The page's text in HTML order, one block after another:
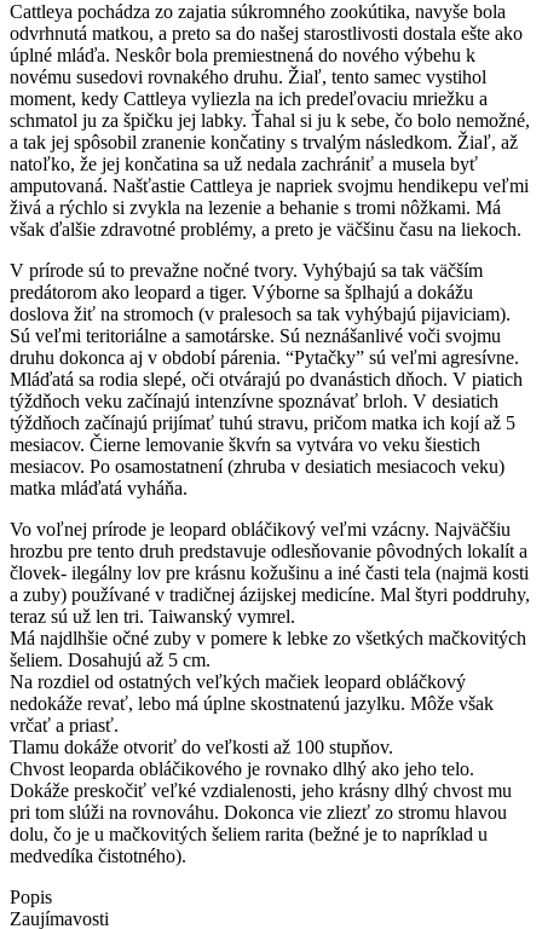
Cattleya pochádza zo zajatia súkromného zookútika, navyše bola
odvrhnutá matkou, a preto sa do našej starostlivosti dostala ešte ako
úplné mláďa. Neskôr bola premiestnená do nového výbehu k
novému susedovi rovnakého druhu. Žiaľ, tento samec vystihol
moment, kedy Cattleya vyliezla na ich predeľovaciu mriežku a
schmatol ju za špičku jej labky. Ťahal si ju k sebe, čo bolo nemožné,
a tak jej spôsobil zranenie končatiny s trvalým následkom. Žiaľ, až
natoľko, že jej končatina sa už nedala zachrániť a musela byť
amputovaná. Našťastie Cattleya je napriek svojmu hendikepu veľmi
živá a rýchlo si zvykla na lezenie a behanie s tromi nôžkami. Má
však ďalšie zdravotné problémy, a preto je väčšinu času na liekoch.
V prírode sú to prevažne nočné tvory. Vyhýbajú sa tak väčším
predátorom ako leopard a tiger. Výborne sa šplhajú a dokážu
doslova žiť na stromoch (v pralesoch sa tak vyhýbajú pijaviciam).
Sú veľmi teritoriálne a samotárske. Sú neznášanlivé voči svojmu
druhu dokonca aj v období párenia. “Pytačky” sú veľmi agresívne.
Mláďatá sa rodia slepé, oči otvárajú po dvanástich dňoch. V piatich
týždňoch veku začínajú intenzívne spoznávať brloh. V desiatich
týždňoch začínajú prijímať tuhú stravu, pričom matka ich kojí až 5
mesiacov. Čierne lemovanie škvŕn sa vytvára vo veku šiestich
mesiacov. Po osamostatnení (zhruba v desiatich mesiacoch veku)
matka mláďatá vyháňa.
Vo voľnej prírode je leopard obláčikový veľmi vzácny. Najväčšiu
hrozbu pre tento druh predstavuje odlesňovanie pôvodných lokalít a
človek- ilegálny lov pre krásnu kožušinu a iné časti tela (najmä kosti
a zuby) používané v tradičnej ázijskej medicíne. Mal štyri poddruhy,
teraz sú už len tri. Taiwanský vymrel.
Má najdlhšie očné zuby v pomere k lebke zo všetkých mačkovitých
šeliem. Dosahujú až 5 cm.
Na rozdiel od ostatných veľkých mačiek leopard obláčkový
nedokáže revať, lebo má úplne skostnatenú jazylku. Môže však
vrčať a priasť.
Tlamu dokáže otvoriť do veľkosti až 100 stupňov.
Chvost leoparda obláčikového je rovnako dlhý ako jeho telo.
Dokáže preskočiť veľké vzdialenosti, jeho krásny dlhý chvost mu
pri tom slúži na rovnováhu. Dokonca vie zliezť zo stromu hlavou
dolu, čo je u mačkovitých šeliem rarita (bežné je to napríklad u
medvedíka čistotného).
Popis
Zaujímavosti